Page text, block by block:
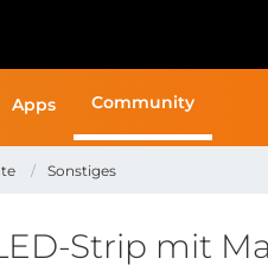
Apps Community
Sonstiges
Strip mit